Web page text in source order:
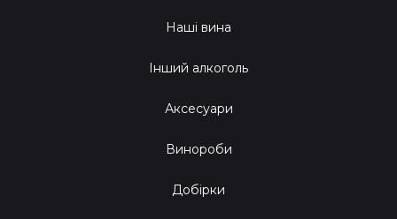
Наші вина
Інший алкоголь
Аксесуари
Винороби
Добірки